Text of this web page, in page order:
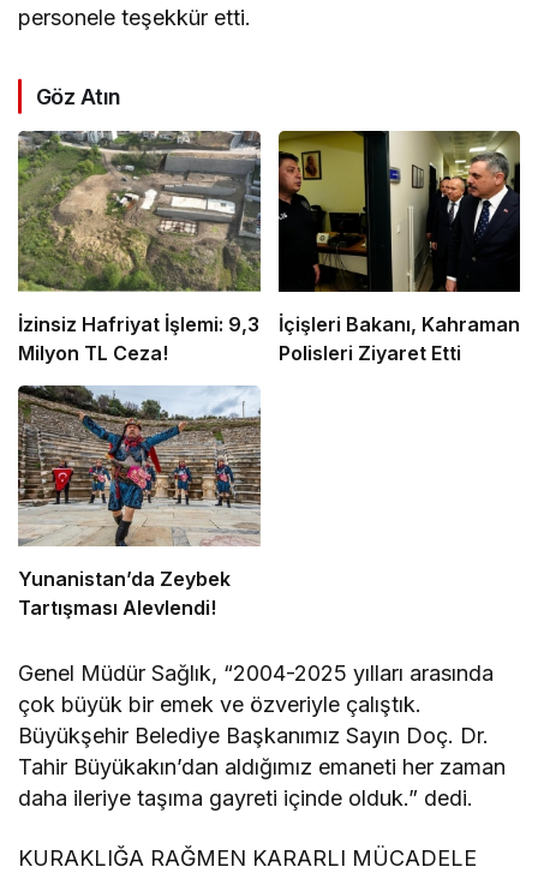
personele teşekkür etti.
Göz Atın
İzinsiz Hafriyat İşlemi: 9,3
Milyon TL Ceza!
İçişleri Bakanı, Kahraman
Polisleri Ziyaret Etti
Yunanistan’da Zeybek
Tartışması Alevlendi!
Genel Müdür Sağlık, “2004-2025 yılları arasında
çok büyük bir emek ve özveriyle çalıştık.
Büyükşehir Belediye Başkanımız Sayın Doç. Dr.
Tahir Büyükakın’dan aldığımız emaneti her zaman
daha ileriye taşıma gayreti içinde olduk.” dedi.
KURAKLIĞA RAĞMEN KARARLI MÜCADELE